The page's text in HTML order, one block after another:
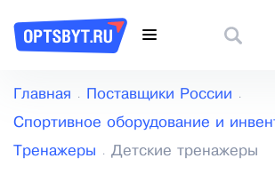
Главная Поставщики России
Спортивное оборудование и
Тренажеры Детские тренажеры